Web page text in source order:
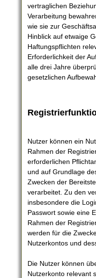
vertraglichen
Verarbeitung
wie sie zur
Hinblick auf etwaige
Haftungspflichten
Erforderlichkeit der
alle drei Jahre
gesetzlichen
Nutzer können ein
Rahmen der
erforderlichen
und auf Grundlage
Zwecken der
verarbeitet. Zu den
insbesondere die
Passwort sowie eine
Rahmen der
werden für die
Nutzerkontos und
Die Nutzer können
Nutzerkonto relevant